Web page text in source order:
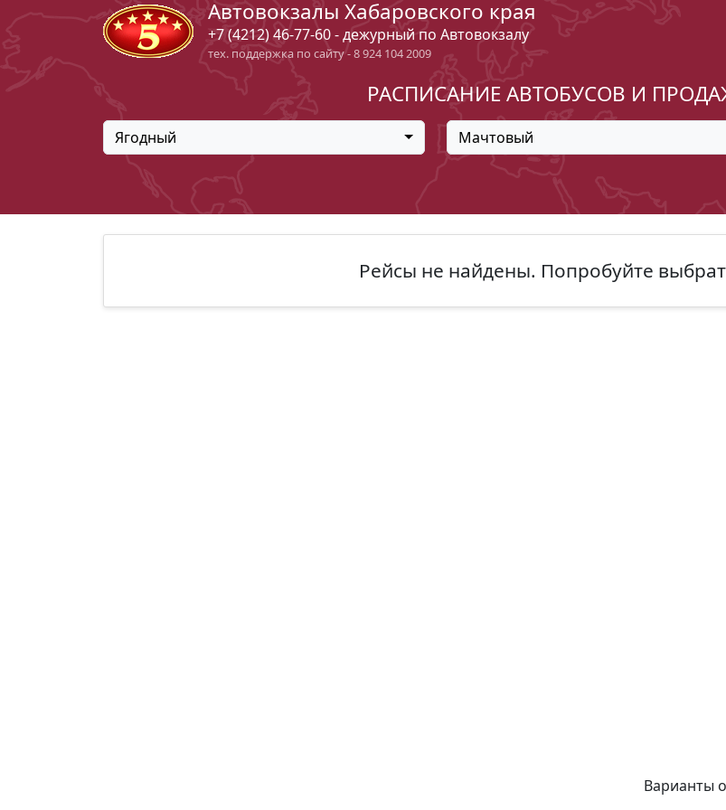
Автовокзалы Хабаровского края
+7 (4212) 46-77-60 - дежурный по Автовокзалу
тех. поддержка по сайту - 8 924 104 2009
РАСПИСАНИЕ АВТОБУСОВ И
Ягодный
Мачтовый
Рейсы не найдены. Попробуйте
Варианты